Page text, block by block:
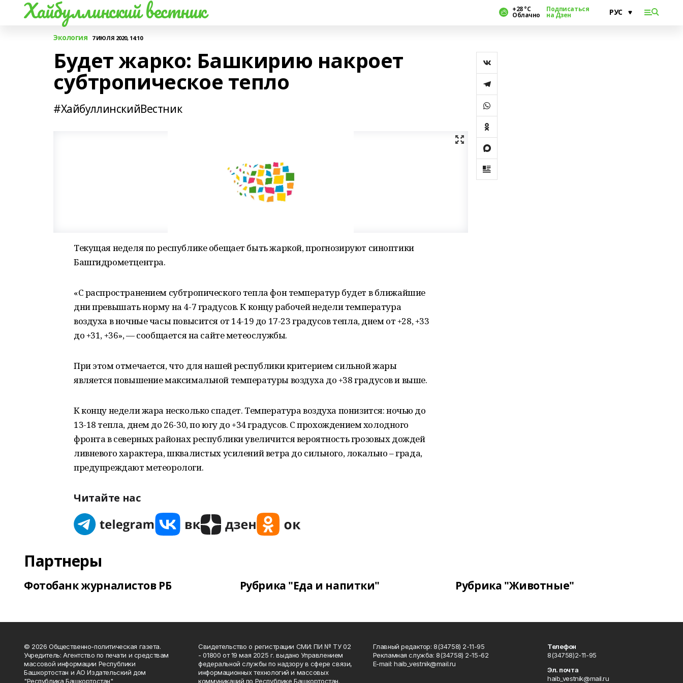
Хайбуллинский вестник +28 °С
Облачно
Подписаться
на Дзен
Экология 7 ИЮЛЯ 2020, 14:10
Будет жарко: Башкирию накроет
субтропическое тепло
#ХайбуллинскийВестник
Текущая неделя по республике обещает быть жаркой, прогнозируют синоптики
Башгидрометцентра.
«С распространением субтропического тепла фон температур будет в ближайшие
дни превышать норму на 4-7 градусов. К концу рабочей недели температура
воздуха в ночные часы повысится от 14-19 до 17-23 градусов тепла, днем от +28, +33
до +31, +36», — сообщается на сайте метеослужбы.
При этом отмечается, что для нашей республики критерием сильной жары
является повышение максимальной температуры воздуха до +38 градусов и выше.
К концу недели жара несколько спадет. Температура воздуха понизится: ночью до
13-18 тепла, днем до 26-30, по югу до +34 градусов. С прохождением холодного
фронта в северных районах республики увеличится вероятность грозовых дождей
ливневого характера, шквалистых усилений ветра до сильного, локально – града,
предупреждают метеорологи.
Читайте нас
Партнеры
Фотобанк журналистов РБ Рубрика "Еда и напитки" Рубрика "Животные"
© 2026 Общественно-политическая газета.
Учредитель: Агентство по печати и средствам
массовой информации Республики
Башкортостан и АО Издательский дом
"Республика Башкортостан"
Свидетельство о регистрации СМИ: ПИ № ТУ 02
- 01800 от 19 мая 2025 г. выдано Управлением
федеральной службы по надзору в сфере связи,
информационных технологий и массовых
коммуникаций по Республике Башкортостан.
Главный редактор: 8(34758) 2-11-95
Рекламная служба: 8(34758) 2-15-62
Е-mаil: haib_vestnik@mail.ru
Телефон
8(34758)2-11-95
Эл. почта
haib_vestnik@mail.ru